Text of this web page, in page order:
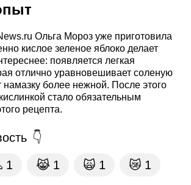
Ольга Мороз уже приготовила
кислое зеленое яблоко делает
появляется легкая
отлично уравновешивает соленую
намазку более нежной. После этого
стало обязательным
рецепта.
1 😹 1 🙀 1 😿 1